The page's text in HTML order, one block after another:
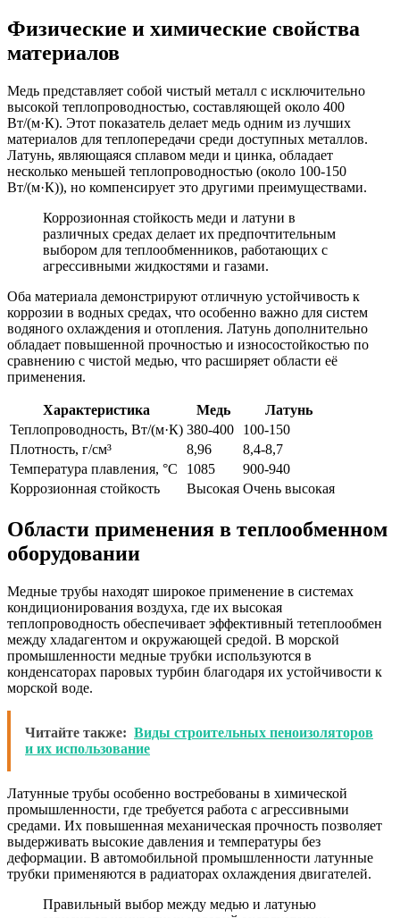
Физические и химические свойства
материалов
Медь представляет собой чистый металл с исключительно
высокой теплопроводностью, составляющей около 400
Вт/(м·К). Этот показатель делает медь одним из лучших
материалов для теплопередачи среди доступных металлов.
Латунь, являющаяся сплавом меди и цинка, обладает
несколько меньшей теплопроводностью (около 100-150
Вт/(м·К)), но компенсирует это другими преимуществами.
Коррозионная стойкость меди и латуни в
различных средах делает их предпочтительным
выбором для теплообменников, работающих с
агрессивными жидкостями и газами.
Оба материала демонстрируют отличную устойчивость к
коррозии в водных средах, что особенно важно для систем
водяного охлаждения и отопления. Латунь дополнительно
обладает повышенной прочностью и износостойкостью по
сравнению с чистой медью, что расширяет области её
применения.
Характеристика Медь
Латунь
Теплопроводность, Вт/(м·К) 380-400
100-150
Плотность, г/см³
8,96
8,4-8,7
Температура плавления, °C
1085
900-940
Коррозионная стойкость
Высокая Очень высокая
Области применения в теплообменном
оборудовании
Медные трубы находят широкое применение в системах
кондиционирования воздуха, где их высокая
теплопроводность обеспечивает эффективный тетеплообмен
между хладагентом и окружающей средой. В морской
промышленности медные трубки используются в
конденсаторах паровых турбин благодаря их устойчивости к
морской воде.
Читайте также: Виды строительных пеноизоляторов
и их использование
Латунные трубы особенно востребованы в химической
промышленности, где требуется работа с агрессивными
средами. Их повышенная механическая прочность позволяет
выдерживать высокие давления и температуры без
деформации. В автомобильной промышленности латунные
трубки применяются в радиаторах охлаждения двигателей.
Правильный выбор между медью и латунью